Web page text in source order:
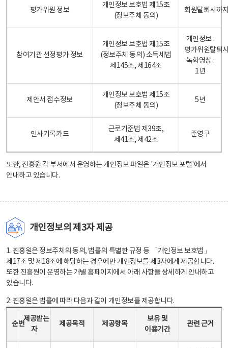
평가위원 정보
개인정보 보호법 제15조
(정보주체 동의)
회원탈퇴시까
참여기관 선정평가 정보
개인정보 보호법 제15조
(정보주체 동의) 소득세법
제145조, 제164조
개인정보 :
평가위원탈퇴
녹화영상 :
1년
제안서 접수정보
개인정보 보호법 제15조
(정보주체 동의)
5년
인사기록카드
근로기준법 제39조,
제41조, 제42조
준영구
또한, 진흥원 각 부서에서 운영하는 개인정보 파일은 '개인정보 포털'에서
안내하고 있습니다.
개인정보의 제3자 제공
1. 진흥원은 정보주체의 동의, 법률의 특별한 규정 등 「개인정보 보호법」
제17조 및 제18조에 해당하는 경우에만 개인정보를 제3자에게 제공합니다.
또한 진흥원이 운영하는 개별 홈페이지에서 아래 사항을 상세하게 안내하고
있습니다.
2. 진흥원은 법률에 따라 다음과 같이 개인정보를 제공합니다.
순번
제공받는
자
제공목적 제공항목
보유 및
이용기간
관련 근거